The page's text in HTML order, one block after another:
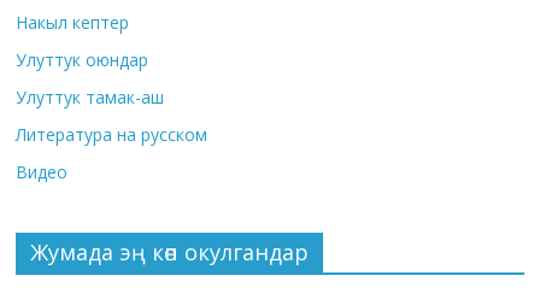
Накыл кептер
Улуттук оюндар
Улуттук тамак-аш
Литература на русском
Видео
Жумада эң көп окулгандар